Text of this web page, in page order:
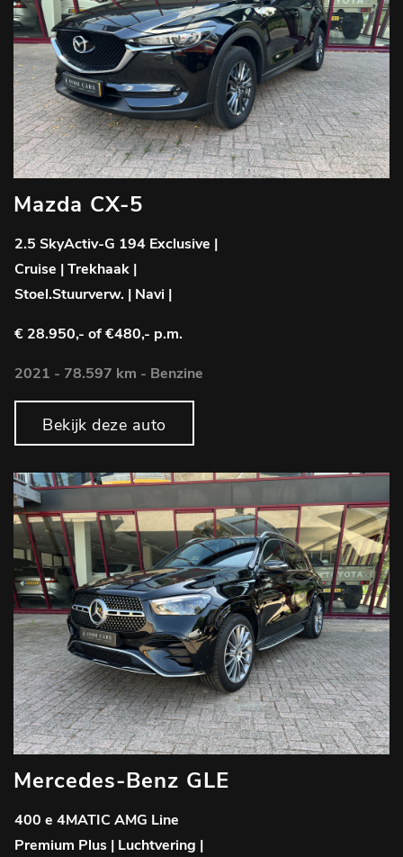
Mazda CX-5
2.5 SkyActiv-G 194 Exclusive |
Cruise | Trekhaak |
Stoel.Stuurverw. | Navi |
€ 28.950,- of €480,- p.m.
2021 - 78.597 km - Benzine
Bekijk deze auto
Mercedes-Benz GLE
400 e 4MATIC AMG Line
Premium Plus | Luchtvering |